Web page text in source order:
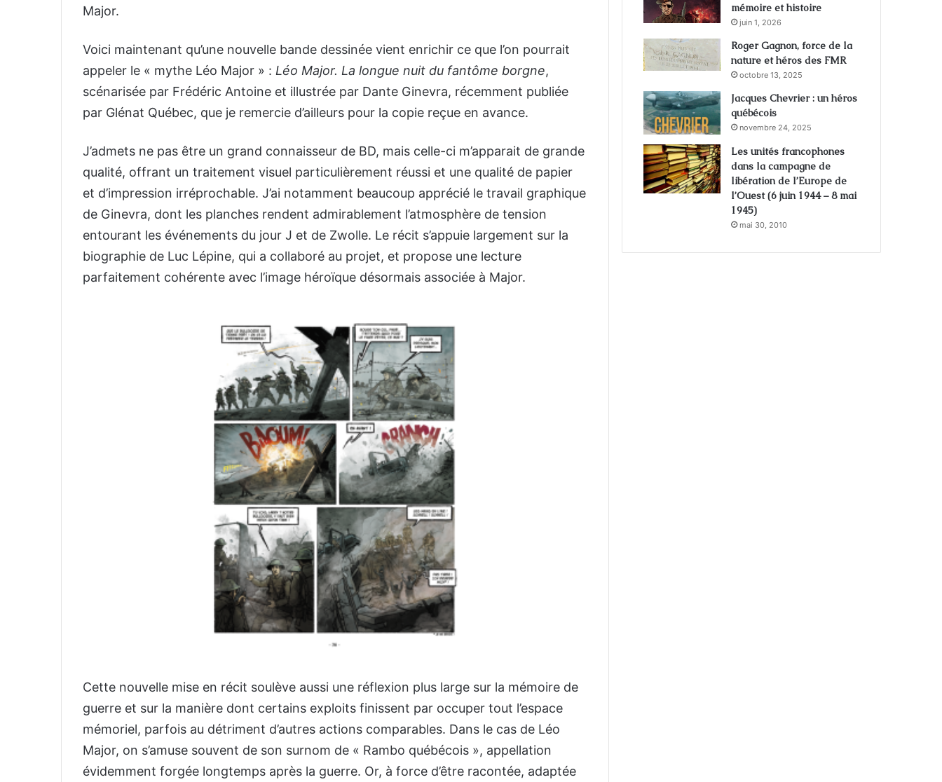
Major.
Voici maintenant qu’une nouvelle bande dessinée vient enrichir ce que l’on pourrait
appeler le « mythe Léo Major » : Léo Major. La longue nuit du fantôme borgne,
scénarisée par Frédéric Antoine et illustrée par Dante Ginevra, récemment publiée
par Glénat Québec, que je remercie d’ailleurs pour la copie reçue en avance.
J’admets ne pas être un grand connaisseur de BD, mais celle-ci m’apparait de grande
qualité, offrant un traitement visuel particulièrement réussi et une qualité de papier
et d’impression irréprochable. J’ai notamment beaucoup apprécié le travail graphique
de Ginevra, dont les planches rendent admirablement l’atmosphère de tension
entourant les événements du jour J et de Zwolle. Le récit s’appuie largement sur la
biographie de Luc Lépine, qui a collaboré au projet, et propose une lecture
parfaitement cohérente avec l’image héroïque désormais associée à Major.
Cette nouvelle mise en récit soulève aussi une réflexion plus large sur la mémoire de
guerre et sur la manière dont certains exploits finissent par occuper tout l’espace
mémoriel, parfois au détriment d’autres actions comparables. Dans le cas de Léo
Major, on s’amuse souvent de son surnom de « Rambo québécois », appellation
évidemment forgée longtemps après la guerre. Or, à force d’être racontée, adaptée
mémoire et histoire
juin 1, 2026
Roger Gagnon, force de la
nature et héros des FMR
octobre 13, 2025
Jacques Chevrier : un héros
québécois
novembre 24, 2025
Les unités francophones
dans la campagne de
libération de l’Europe de
l’Ouest (6 juin 1944 – 8 mai
1945)
mai 30, 2010